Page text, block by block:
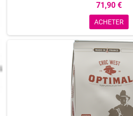
71,90 €
ACHETER